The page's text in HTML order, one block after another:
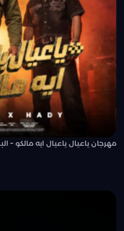
مهرجان ياعيال ياعيال ايه مالكو –